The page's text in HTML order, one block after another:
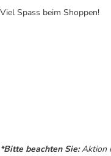
Viel Spass beim Shoppen!
*Bitte beachten Sie:Aktion